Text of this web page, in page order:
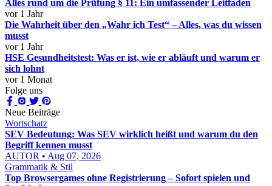
Alles rund um die Prüfung § 11: Ein umfassender Leitfaden
vor 1 Jahr
Die Wahrheit über den „Wahr ich Test“ – Alles, was du wissen
musst
vor 1 Jahr
HSE Gesundheitstest: Was er ist, wie er abläuft und warum er
sich lohnt
vor 1 Monat
Folge uns
Neue Beiträge
Wortschatz
SEV Bedeutung: Was SEV wirklich heißt und warum du den
Begriff kennen musst
AUTOR • Aug 07, 2026
Grammatik & Stil
Top Browsergames ohne Registrierung – Sofort spielen und